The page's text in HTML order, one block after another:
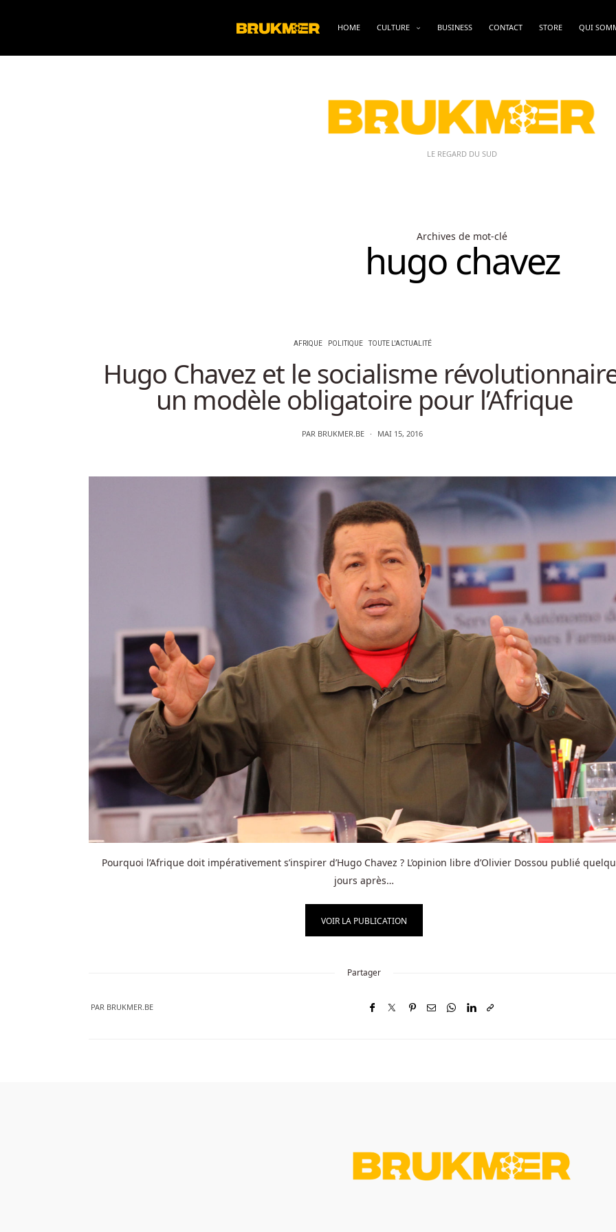
HOME CULTURE BUSINESS CONTACT STORE QUI
LE REGARD DU SUD
Archives de mot-clé
hugo chavez
AFRIQUE POLITIQUE TOUTE L'ACTUALITÉ
Hugo Chavez et le socialisme
un modèle obligatoire pour l’Afrique
PAR BRUKMER.BE MAI 15, 2016
Pourquoi l’Afrique doit impérativement s’inspirer d’Hugo Chavez ? L’opinion libre d’Olivier Dossou publié
jours après…
VOIR LA PUBLICATION
Partager
PAR BRUKMER.BE